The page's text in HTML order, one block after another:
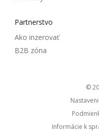
Partnerstvo
Ako inzerovať
B2B zóna
©
Informácie k